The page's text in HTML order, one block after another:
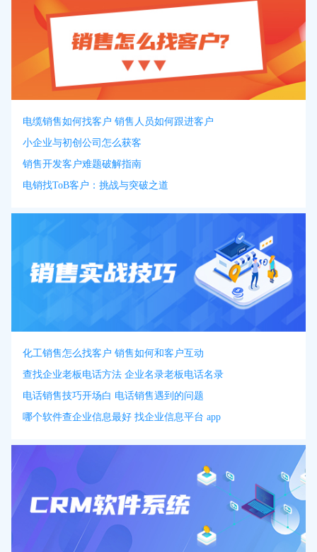
电缆销售如何找客户 销售人员如何跟进客户
小企业与初创公司怎么获客
销售开发客户难题破解指南
电销找ToB客户：挑战与突破之道
化工销售怎么找客户 销售如何和客户互动
查找企业老板电话方法 企业名录老板电话名录
电话销售技巧开场白 电话销售遇到的问题
哪个软件查企业信息最好 找企业信息平台 app